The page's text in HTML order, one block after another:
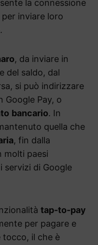
la connessione
per inviare loro
, da inviare in
del saldo, dal
si può indirizzare
Google Pay, o
bancario. In
quella che
, fin dalla
molti paesi
servizi di Google
tap-to-pay
per pagare e
tocco, il che è